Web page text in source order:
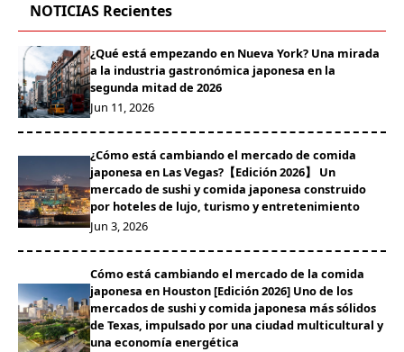
NOTICIAS Recientes
¿Qué está empezando en Nueva York? Una mirada
a la industria gastronómica japonesa en la
segunda mitad de 2026
Jun 11, 2026
¿Cómo está cambiando el mercado de comida
japonesa en Las Vegas?【Edición 2026】 Un
mercado de sushi y comida japonesa construido
por hoteles de lujo, turismo y entretenimiento
Jun 3, 2026
Cómo está cambiando el mercado de la comida
japonesa en Houston [Edición 2026] Uno de los
mercados de sushi y comida japonesa más sólidos
de Texas, impulsado por una ciudad multicultural y
una economía energética